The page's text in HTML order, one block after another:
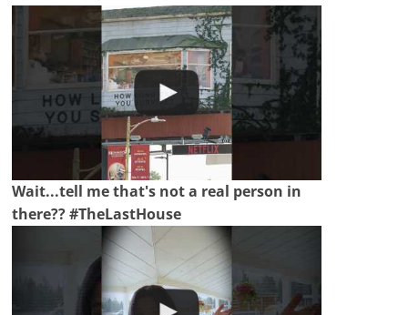
Wait...tell me that's not a real person in
there?? #TheLastHouse